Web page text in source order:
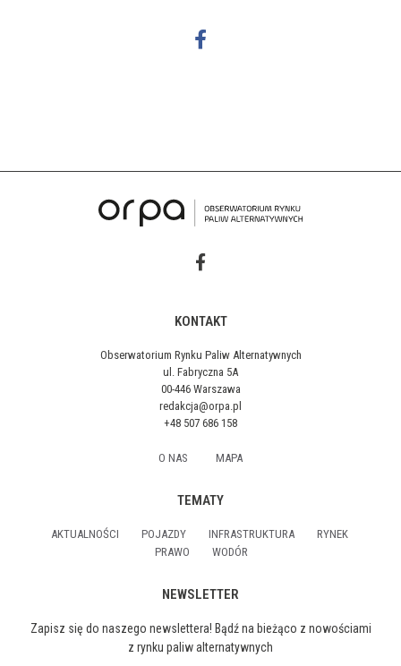
KONTAKT
Obserwatorium Rynku Paliw Alternatywnych
ul. Fabryczna 5A
00-446 Warszawa
redakcja@orpa.pl
+48 507 686 158
O NAS MAPA
TEMATY
AKTUALNOŚCI POJAZDY INFRASTRUKTURA
RYNEK
PRAWO
WODÓR
NEWSLETTER
Zapisz się do naszego newslettera! Bądź na bieżąco z nowościami
z rynku paliw alternatywnych